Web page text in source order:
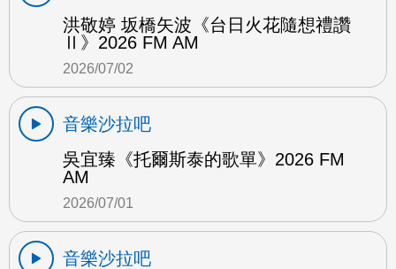
洪敬婷 坂橋矢波《台日火花隨想禮讚
Ⅱ》2026 FM AM
2026/07/02
音樂沙拉吧
吳宜臻《托爾斯泰的歌單》2026 FM
AM
2026/07/01
音樂沙拉吧